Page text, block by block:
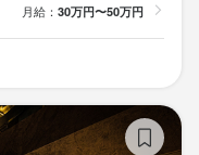
月給： 30万円〜50万円